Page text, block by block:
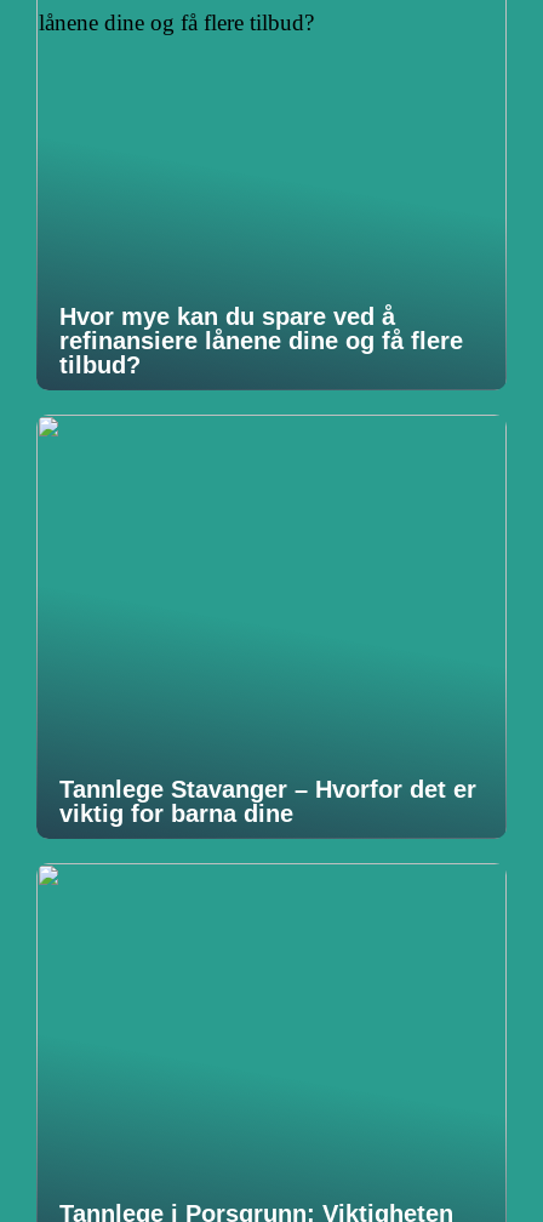
Hvor mye kan du spare ved å
refinansiere lånene dine og få flere
tilbud?
Tannlege Stavanger – Hvorfor det er
viktig for barna dine
Tannlege i Porsgrunn: Viktigheten